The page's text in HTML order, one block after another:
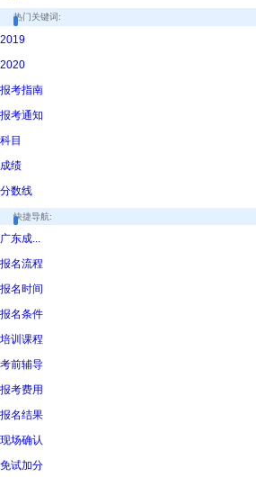
热门关键词:
2019
2020
报考指南
报考通知
科目
成绩
分数线
快捷导航:
广东成...
报名流程
报名时间
报名条件
培训课程
考前辅导
报考费用
报名结果
现场确认
免试加分